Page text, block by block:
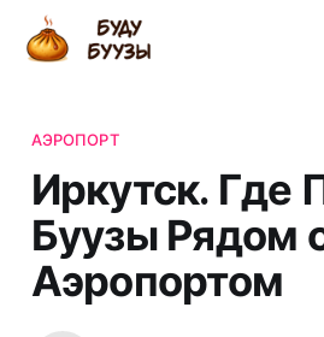
АЭРОПОРТ
Иркутск. Где
Буузы Рядом
Аэропортом